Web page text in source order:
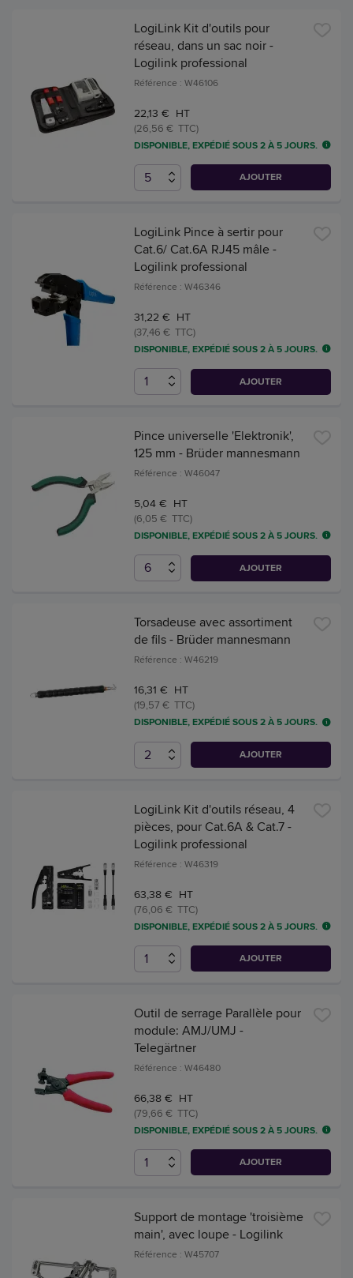
LogiLink Kit d'outils pour
réseau, dans un sac noir -
Logilink professional
Référence : W46106
22,13 € HT
(26,56 € TTC)
DISPONIBLE, EXPÉDIÉ SOUS 2 À 5 JOURS.
AJOUTER
LogiLink Pince à sertir pour
Cat.6/ Cat.6A RJ45 mâle -
Logilink professional
Référence : W46346
31,22 € HT
(37,46 € TTC)
DISPONIBLE, EXPÉDIÉ SOUS 2 À 5 JOURS.
AJOUTER
Pince universelle 'Elektronik',
125 mm - Brüder mannesmann
Référence : W46047
5,04 € HT
(6,05 € TTC)
DISPONIBLE, EXPÉDIÉ SOUS 2 À 5 JOURS.
AJOUTER
Torsadeuse avec assortiment
de fils - Brüder mannesmann
Référence : W46219
16,31 € HT
(19,57 € TTC)
DISPONIBLE, EXPÉDIÉ SOUS 2 À 5 JOURS.
AJOUTER
LogiLink Kit d'outils réseau, 4
pièces, pour Cat.6A & Cat.7 -
Logilink professional
Référence : W46319
63,38 € HT
(76,06 € TTC)
DISPONIBLE, EXPÉDIÉ SOUS 2 À 5 JOURS.
AJOUTER
Outil de serrage Parallèle pour
module: AMJ/UMJ -
Telegärtner
Référence : W46480
66,38 € HT
(79,66 € TTC)
DISPONIBLE, EXPÉDIÉ SOUS 2 À 5 JOURS.
AJOUTER
Support de montage 'troisième
main', avec loupe - Logilink
Référence : W45707